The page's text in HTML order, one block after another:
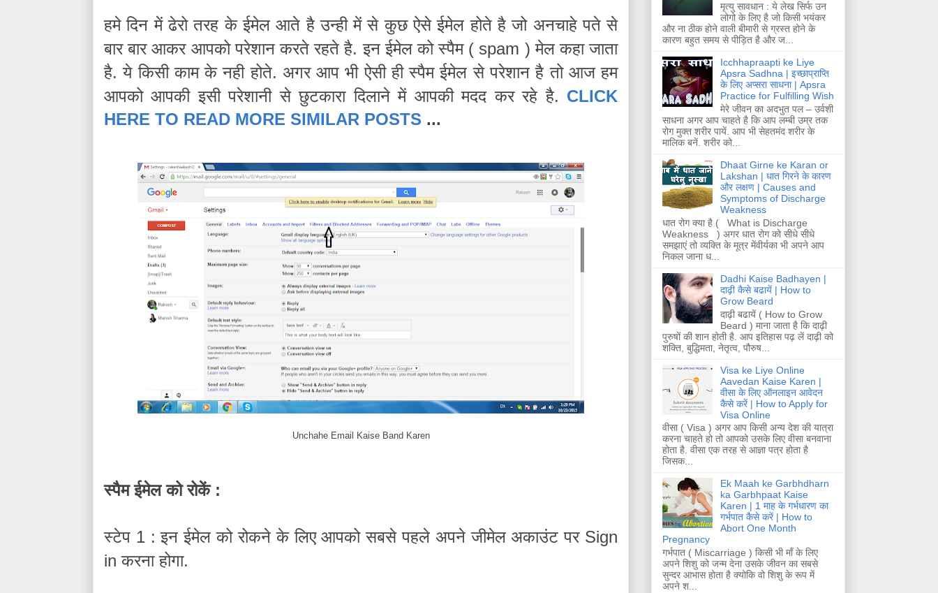
हमे दिन में ढेरो तरह के ईमेल आते है उन्ही में से कुछ ऐसे ईमेल होते है जो अनचाहे पते से
बार बार आकर आपको परेशान करते रहते है.इन ईमेल को स्पैम( spam )मेल कहा जाता
है.ये किसी काम के नही होते. अगर आप भी ऐसी ही स्पैम ईमेल से परेशान है तो आज हम
आपको आपकी इसी परेशानी से छुटकारा दिलाने में आपकी मदद कर रहे है. CLICK
HERE TO READ MORE SIMILAR POSTS ...
Unchahe Email Kaise Band Karen
स्पैम ईमेल को रोकें:
स्टेप 1 :इन ईमेल को रोकने के लिए आपको सबसे पहले अपने जीमेल अकाउंट पर Sign
in करना होगा.
मृत्यु सावधान : ये लेख सिर्फ उन
लोगो के लिए है जो किसी भयंकर
और ना ठीक होने वाली बीमारी से ग्रस्त होने के
कारण बहुत समय से पीड़ित है और ज...
Icchhapraapti ke Liye
Apsra Sadhna | इच्छाप्राप्ति
के लिए अप्सरा साधना | Apsra
Practice for Fulfilling Wish
मेरे जीवन का अदभुत पल – उर्वशी
साधना अगर आप चाहते है कि आप लम्बी उम्र तक
रोग मुक्त शरीर पायें. आप भी सेहतमंद शरीर के
मालिक बनें. शरीर को...
Dhaat Girne ke Karan or
Lakshan | धात गिरने के कारण
और लक्षण | Causes and
Symptoms of Discharge
Weakness
धात रोग क्या है ( What is Discharge
Weakness ) अगर धात रोग को सीधे सीधे
समझाएं तो व्यक्ति के मूत्र मेंवीर्यका भी अपने आप
निकल जाना ध...
Dadhi Kaise Badhayen |
दाढ़ी कैसे बढायें | How to
Grow Beard
दाढ़ी बढायें ( How to Grow
Beard ) माना जाता है कि दाढ़ी
पुरुषों की शान होती है. आप इतिहास पढ़ लें दाढ़ी को
शक्ति, बुद्धिमता, नेतृत्व, पौरुष...
Visa ke Liye Online
Aavedan Kaise Karen |
वीसा के लिए ऑनलाइन आवेदन
कैसे करें | How to Apply for
Visa Online
वीसा ( Visa ) अगर आप किसी अन्य देश की यात्रा
करना चाहते हो तो आपको उसके लिए वीसा बनवाना
होता है. वीसा एक तरह से आज्ञा पत्र होता है
जिसक...
Ek Maah ke Garbhdharn
ka Garbhpaat Kaise
Karen | 1 माह के गर्भधारण का
गर्भपात कैसे करें | How to
Abort One Month
Pregnancy
गर्भपात ( Miscarriage ) किसी भी माँ के लिए
अपने शिशु को जन्म देना उसके जीवन का सबसे
सुन्दर आभास होता है क्योकि वो शिशु के रूप में
अपने श...